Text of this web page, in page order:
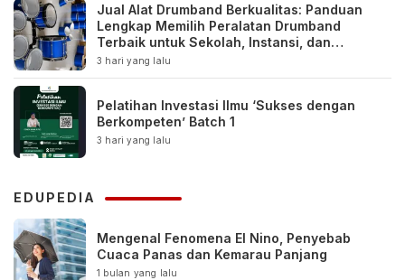
Jual Alat Drumband Berkualitas: Panduan
Lengkap Memilih Peralatan Drumband
Terbaik untuk Sekolah, Instansi, dan
Komunitas
3 hari yang lalu
Pelatihan Investasi Ilmu ‘Sukses dengan
Berkompeten’ Batch 1
3 hari yang lalu
EDUPEDIA
Mengenal Fenomena El Nino, Penyebab
Cuaca Panas dan Kemarau Panjang
1 bulan yang lalu